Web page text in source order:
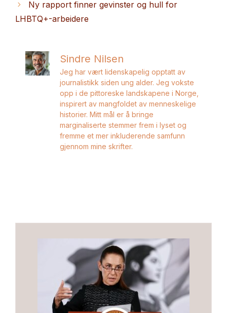
Ny rapport finner gevinster og hull for
LHBTQ+-arbeidere
Sindre Nilsen
Jeg har vært lidenskapelig opptatt av
journalistikk siden ung alder. Jeg vokste
opp i de pittoreske landskapene i Norge,
inspirert av mangfoldet av menneskelige
historier. Mitt mål er å bringe
marginaliserte stemmer frem i lyset og
fremme et mer inkluderende samfunn
gjennom mine skrifter.